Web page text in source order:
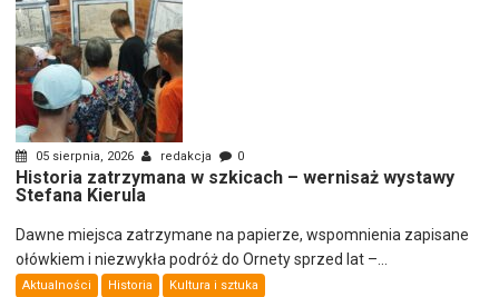
05 sierpnia, 2026 redakcja 0
Historia zatrzymana w szkicach – wernisaż wystawy
Stefana Kierula
Dawne miejsca zatrzymane na papierze, wspomnienia zapisane
ołówkiem i niezwykła podróż do Ornety sprzed lat –...
Aktualności Historia Kultura i sztuka